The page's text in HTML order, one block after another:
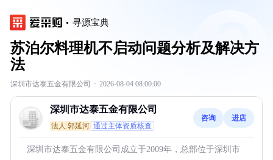
寻源宝典
苏泊尔料理机不启动问题分析及解决方
法
深圳市达泰五金有限公司 · 2026-08-04 08:00:00
深圳市达泰五金有限公司
法人:郭延河 通过主体资质核查
咨询 进店
深圳市达泰五金有限公司成立于2009年，总部位于深圳市